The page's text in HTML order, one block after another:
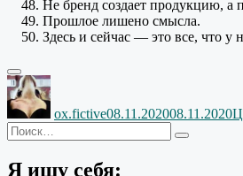
Не бренд создает продукцию, а
Прошлое лишено смысла.
Здесь и сейчас — это все, что у
Автор
ox.fictive08.11.202008.11.2020
Искать:
Поиск
Я ищу себя: